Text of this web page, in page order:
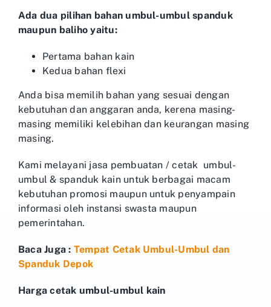
Ada dua pilihan bahan umbul-umbul spanduk
maupun baliho yaitu:
Pertama bahan kain
Kedua bahan flexi
Anda bisa memilih bahan yang sesuai dengan
kebutuhan dan anggaran anda, kerena masing-
masing memiliki kelebihan dan keurangan masing
masing.
Kami melayani jasa pembuatan / cetak umbul-
umbul & spanduk kain untuk berbagai macam
kebutuhan promosi maupun untuk penyampain
informasi oleh instansi swasta maupun
pemerintahan.
Baca Juga : Tempat Cetak Umbul-Umbul dan
Spanduk Depok
Harga cetak umbul-umbul kain